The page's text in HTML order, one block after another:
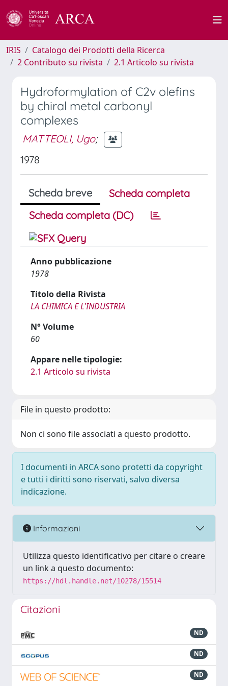
IRIS
Catalogo dei Prodotti della Ricerca
2 Contributo su rivista
2.1 Articolo su rivista
Hydroformylation of C2v olefins
by chiral metal carbonyl
complexes
MATTEOLI, Ugo;
1978
Scheda breve
Scheda completa
Scheda completa (DC)
Anno pubblicazione
1978
Titolo della Rivista
LA CHIMICA E L'INDUSTRIA
N° Volume
60
Appare nelle tipologie:
2.1 Articolo su rivista
File in questo prodotto:
Non ci sono file associati a questo prodotto.
I documenti in ARCA sono protetti da copyright
e tutti i diritti sono riservati, salvo diversa
indicazione.
Informazioni
Utilizza questo identificativo per citare o creare
un link a questo documento:
https://hdl.handle.net/10278/15514
Citazioni
ND
ND
ND